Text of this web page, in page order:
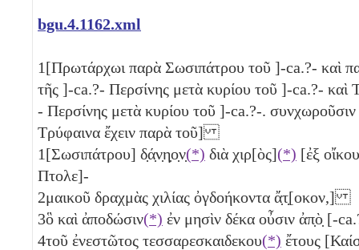
bgu.4.1162.xml
1[Πρωτάρχωι παρὰ Σωσιπάτρου τοῦ ]-ca.?- καὶ
τῆς ]-ca.?- Περσίνης μετὰ κυρίου τοῦ ]-ca.?- καὶ
- Περσίνης μετὰ κυρίου τοῦ ]-ca.?-.
Τρύφαινα ἔχειν παρὰ τοῦ]
1[Σωσιπάτρου] δ̣ά̣ν̣η̣ο̣ν̣(*) διὰ χιρ[ὸς](*) [ἐξ
Πτολε]-
2μαικοῦ δραχμὰς χιλίας ὀγδοήκοντα ἄ̣τ̣[οκον,]
3ὃ καὶ ἀποδώσιν(*) ἐν μησὶν δέκα οὖσιν ἀπ̣ὸ̣ [-
4τοῦ ἐνεστῶτος τεσσαρεσκαιδεκου(*) ἔτους